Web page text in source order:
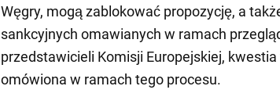
Węgry, mogą zablokować propozycję, a
sankcyjnych omawianych w ramach
przedstawicieli Komisji Europejskiej,
omówiona w ramach tego procesu.